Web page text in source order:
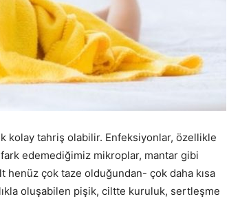
kolay tahriş olabilir. Enfeksiyonlar, özellikle
edemediğimiz mikroplar, mantar gibi
henüz çok taze olduğundan- çok daha kısa
oluşabilen pişik, ciltte kuruluk, sertleşme